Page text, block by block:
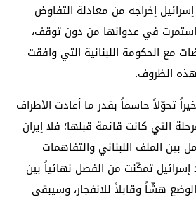
إخراجه من معادلة التفاوض
استمرت في عدوانها من دون توقف،
مع الحكومة اللبنانية التي وافقت
الظروف.
تحوّلاً حاسماً بقدر ما أعادت الأطراف
التي كانت قائمة قبلها؛ فلا إيران
الملف اللبناني والتفاهمات
إسرائيل تمكّنت من الفصل نهائياً بين
هشّاً وقابلاً للانفجار، وسيبقى